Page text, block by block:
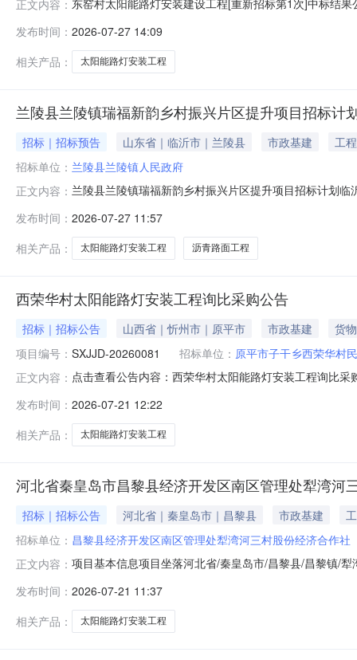
正文内容： 东窑村太阳能路灯安装建设工程[重新招标第1次]中标结
工程咨询有限公司地址常州市金坛区东环二路190号联
程有限公司企业
发布时间： 2026-07-27 14:09
相关产品：
太阳能路灯安装工程
兰陵县兰陵镇瑞福新韵乡村振兴片区提升项目招标计
招标｜招标预告 山东省｜临沂市｜兰陵县 市政基建
工程
招标单位： 兰陵县兰陵镇人民政府
正文内容： 兰陵县兰陵镇瑞福新韵乡村振兴片区提升项目招标计划
标计划仅作为潜在投标人提前了解招标信息的参考，所
发布时间： 2026-07-27 11:57
相关产品：
太阳能路灯安装工程 沥青路面工程
西荣华村太阳能路灯安装工程询比采购公告
招标｜招标公告 山西省｜忻州市｜原平市 市政基建
货物
项目编号： SXJJD-20260081 招标单位： 原平市子干乡西荣华村
正文内容： 点击查看公告内容：西荣华村太阳能路灯安装工程询比采
发布时间： 2026-07-21 12:22
相关产品：
太阳能路灯安装工程
河北省秦皇岛市昌黎县经济开发区南区管理处犁湾河
招标｜招标公告 河北省｜秦皇岛市｜昌黎县 市政基建
招标单位： 昌黎县经济开发区南区管理处犁湾河三村股份经济合作社
正文内容： 项目基本信息项目坐落河北省/秦皇岛市/昌黎县/昌黎镇/
策情况出让行为的批准情况出让方信息出租方名称昌黎
黎县/昌黎镇/犁湾河
发布时间： 2026-07-21 11:37
相关产品：
太阳能路灯安装工程